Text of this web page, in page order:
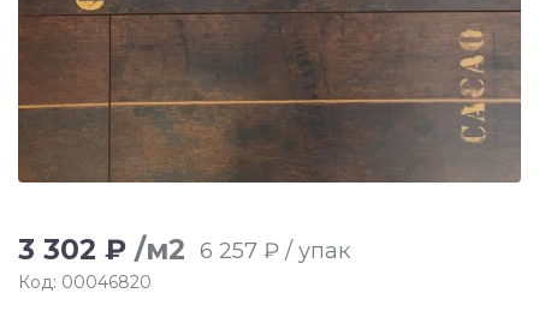
3 302 ₽ /м2 6 257 ₽ / упак
Код: 00046820